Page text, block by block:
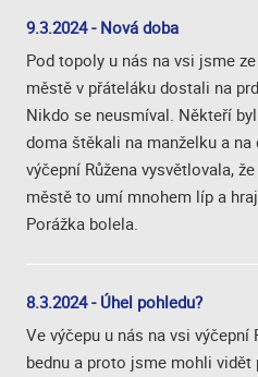
9.3.2024 - Nová doba
Pod topoly u nás na vsi jsme
městě v přáteláku dostali na
Nikdo se neusmíval. Někteří
doma štěkali na manželku a na
výčepní Růžena vysvětlovala,
městě to umí mnohem líp a
Porážka bolela.
8.3.2024 - Úhel pohledu?
Ve výčepu u nás na vsi výčepní
bednu a proto jsme mohli vidět